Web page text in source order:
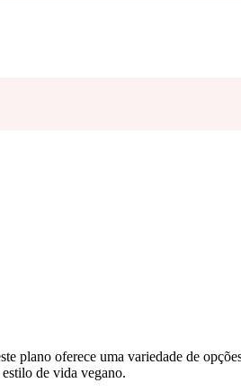
plano oferece uma variedade de
de vida vegano.